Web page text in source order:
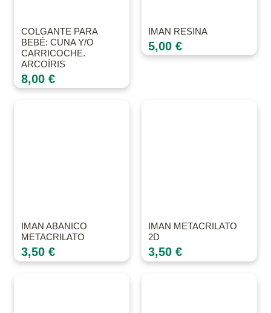
COLGANTE PARA
BEBÉ: CUNA Y/O
CARRICOCHE.
ARCOÍRIS
8,00 €
IMAN RESINA
5,00€
IMAN ABANICO
METACRILATO
3,50 €
IMAN METACRILATO
2D
3,50€